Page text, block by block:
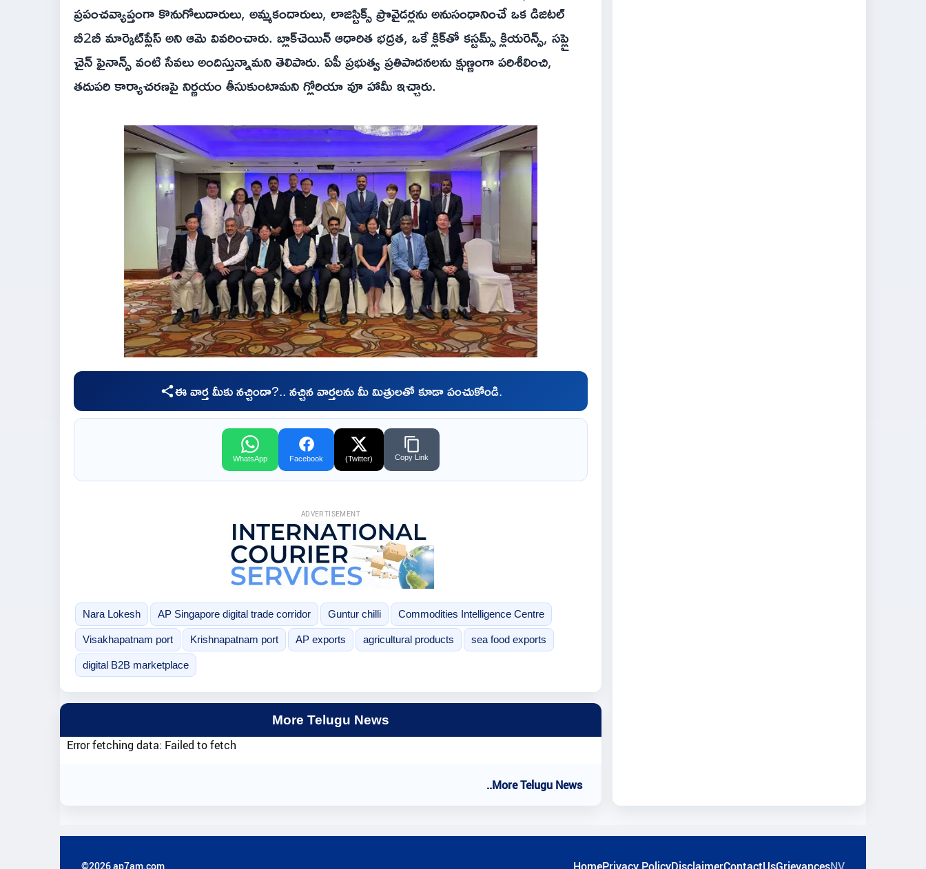
ప్రపంచవ్యాప్తంగా కొనుగోలుదారులు, అమ్మకందారులు, లాజిస్టిక్స్ ప్రొవైడర్లను అనుసంధానించే ఒక డిజిటల్
బీ2బీ మార్కెట్‌ప్లేస్ అని ఆమె వివరించారు. బ్లాక్‌చెయిన్ ఆధారిత భద్రత, ఒకే క్లిక్‌తో కస్టమ్స్ క్లియరెన్స్, సప్లై
చైన్ ఫైనాన్స్ వంటి సేవలు అందిస్తున్నామని తెలిపారు. ఏపీ ప్రభుత్వ ప్రతిపాదనలను క్షుణ్ణంగా పరిశీలించి,
తదుపరి కార్యాచరణపై నిర్ణయం తీసుకుంటామని గ్లోరియా వూ హామీ ఇచ్చారు.
ఈ వార్త మీకు నచ్చిందా?.. నచ్చిన వార్తలను మీ మిత్రులతో కూడా పంచుకోండి.
WhatsApp Facebook (Twitter) Copy Link
ADVERTISEMENT
Nara Lokesh AP Singapore digital trade corridor Guntur chilli Commodities Intelligence Centre
Visakhapatnam port Krishnapatnam port AP exports agricultural products sea food exports
digital B2B marketplace
More Telugu News
Error fetching data: Failed to fetch
..More Telugu News
©2026 ap7am.com